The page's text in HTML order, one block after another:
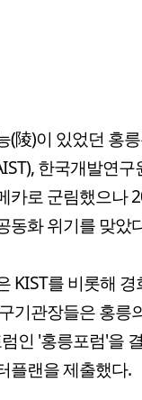
(陵)이 있었던 홍
한국개발연구
카로 군림했으나
동화 위기를 맞았
KIST를 비롯해
기관장들은 홍릉
인 '홍릉포럼'을
플랜을 제출했다.